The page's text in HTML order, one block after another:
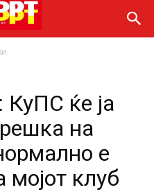
КуПС ќе ја
на
е
клуб